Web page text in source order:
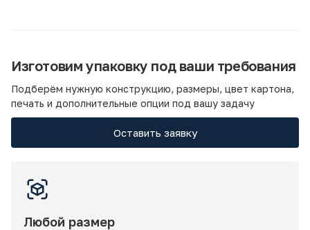
Изготовим упаковку под ваши требования
Подберём нужную конструкцию, размеры, цвет картона,
печать и дополнительные опции под вашу задачу
Оставить заявку
Любой размер